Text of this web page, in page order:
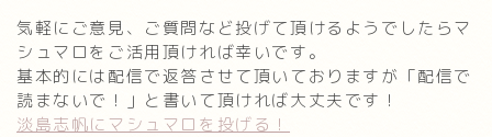
気軽にご意見、ご質問など投げて頂けるようでしたらマ
シュマロをご活用頂ければ幸いです。
基本的には配信で返答させて頂いておりますが「配信で
読まないで！」と書いて頂ければ大丈夫です！
淡島志帆にマシュマロを投げる！